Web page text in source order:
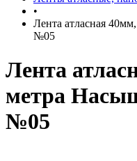
•
Лента атласная
№05
Лента
метра
№05